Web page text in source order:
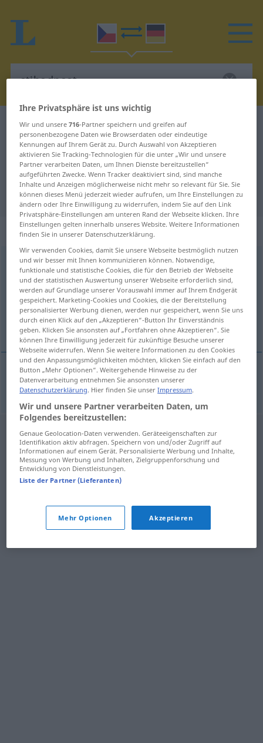
Tschechisch-Deutsch Wörterbuch ctihodnost
Tschechisch-Deutsch Übersetzung
für "ctihodnost"
"ctihodnost" Deutsch Übersetzung
„ctihodnost“: feminin
ctihodnostf
Übersicht aller Übersetzungen
(Für mehr Details die Übersetzung anklicken/antippen)
Ehrwürdigkeit
Ehrwürdigkeitf ctihodnost
Ihre Privatsphäre ist uns wichtig
Wir und unsere716-Partner speichern und greifen auf
personenbezogene Daten wie Browserdaten oder eindeutige
Kennungen auf Ihrem Gerät zu. Durch Auswahl von Akzeptieren
aktivieren Sie Tracking-Technologien für die unter „Wir und unsere
Partner verarbeiten Daten, um Ihnen Dienste bereitzustellen“
aufgeführten Zwecke. Wenn Tracker deaktiviert sind, sind manche
Inhalte und Anzeigen möglicherweise nicht mehr so relevant für Sie. Sie
können dieses Menü jederzeit wieder aufrufen, um Ihre Einstellungen zu
ändern oder Ihre Einwilligung zu widerrufen, indem Sie auf den Link
Privatsphäre-Einstellungen am unteren Rand der Webseite klicken. Ihre
Einstellungen gelten innerhalb unseres Website. Weitere Informationen
finden Sie in unserer Datenschutzerklärung.
Wir verwenden Cookies, damit Sie unsere Webseite bestmöglich nutzen
und wir besser mit Ihnen kommunizieren können. Notwendige,
funktionale und statistische Cookies, die für den Betrieb der Webseite
und der statistischen Auswertung unserer Webseite erforderlich sind,
werden auf Grundlage unserer Vorauswahl immer auf Ihrem Endgerät
gespeichert. Marketing-Cookies und Cookies, die der Bereitstellung
personalisierter Werbung dienen, werden nur gespeichert, wenn Sie uns
durch einen Klick auf den „Akzeptieren“-Button Ihr Einverständnis
geben. Klicken Sie ansonsten auf „Fortfahren ohne Akzeptieren“. Sie
können Ihre Einwilligung jederzeit für zukünftige Besuche unserer
Webseite widerrufen. Wenn Sie weitere Informationen zu den Cookies
und den Anpassungsmöglichkeiten möchten, klicken Sie einfach auf den
Button „Mehr Optionen“. Weitergehende Hinweise zu der
Datenverarbeitung entnehmen Sie ansonsten unserer
Datenschutzerklärung. Hier finden Sie unserImpressum.
Wir und unsere Partner verarbeiten Daten, um
Folgendes bereitzustellen:
Genaue Geolocation-Daten verwenden. Geräteeigenschaften zur
Identifikation aktiv abfragen. Speichern von und/oder Zugriff auf
Informationen auf einem Gerät. Personalisierte Werbung und Inhalte,
Messung von Werbung und Inhalten, Zielgruppenforschung und
Entwicklung von Dienstleistungen.
Liste der Partner (Lieferanten)
Mehr Optionen Akzeptieren